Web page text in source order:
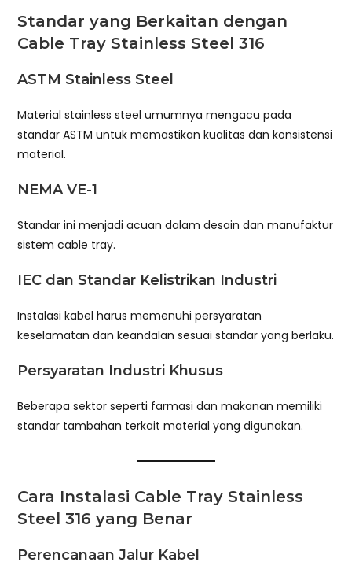
Standar yang Berkaitan dengan
Cable Tray Stainless Steel 316
ASTM Stainless Steel
Material stainless steel umumnya mengacu pada
standar ASTM untuk memastikan kualitas dan konsistensi
material.
NEMA VE-1
Standar ini menjadi acuan dalam desain dan manufaktur
sistem cable tray.
IEC dan Standar Kelistrikan Industri
Instalasi kabel harus memenuhi persyaratan
keselamatan dan keandalan sesuai standar yang berlaku.
Persyaratan Industri Khusus
Beberapa sektor seperti farmasi dan makanan memiliki
standar tambahan terkait material yang digunakan.
Cara Instalasi Cable Tray Stainless
Steel 316 yang Benar
Perencanaan Jalur Kabel